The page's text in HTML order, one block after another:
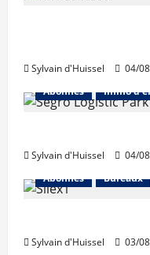
Sylvain d'Huissel
04/
Abonnés
Immo
Sylvain d'Huissel
04/
Abonnés
Bureaux
Sylvain d'Huissel
03/